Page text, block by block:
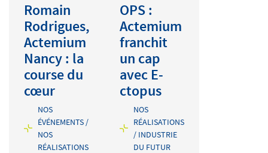
NOS
ÉVÉNEMENTS /
NOS
RÉALISATIONS
Romain
Rodrigues,
Actemium
Nancy : la
course du
cœur
NOS
RÉALISATIONS
/ INDUSTRIE
DU FUTUR
OPS :
Actemium
franchit
un cap
avec E-
ctopus